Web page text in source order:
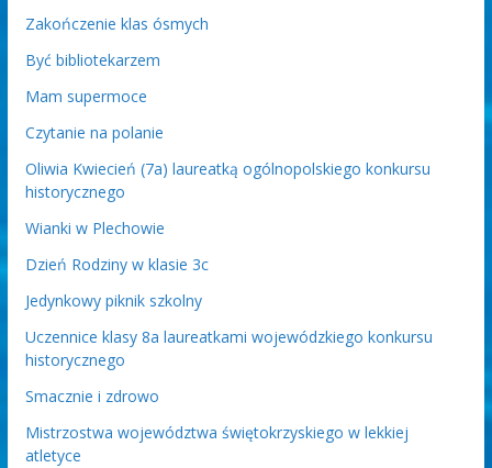
Zakończenie klas ósmych
Być bibliotekarzem
Mam supermoce
Czytanie na polanie
Oliwia Kwiecień (7a) laureatką ogólnopolskiego konkursu
historycznego
Wianki w Plechowie
Dzień Rodziny w klasie 3c
Jedynkowy piknik szkolny
Uczennice klasy 8a laureatkami wojewódzkiego konkursu
historycznego
Smacznie i zdrowo
Mistrzostwa województwa świętokrzyskiego w lekkiej
atletyce